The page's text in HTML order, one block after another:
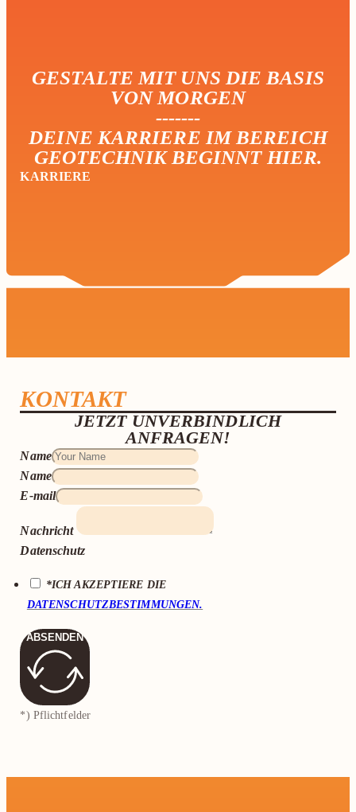
GESTALTE MIT UNS DIE BASIS
VON MORGEN
-------
DEINE KARRIERE IM BEREICH
GEOTECHNIK BEGINNT HIER.
KARRIERE
KONTAKT
JETZT UNVERBINDLICH
ANFRAGEN!
Name
Name
E-mail
Nachricht
Datenschutz
*ICH AKZEPTIERE DIE
DATENSCHUTZBESTIMMUNGEN.
ABSENDEN
*) Pflichtfelder